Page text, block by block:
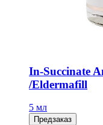
In-Succinate
/Eldermafill
5 мл
Предзаказ